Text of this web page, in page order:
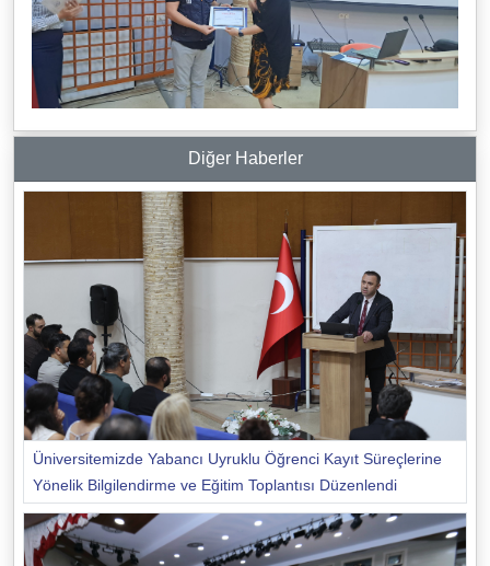
Diğer Haberler
Üniversitemizde Yabancı Uyruklu Öğrenci Kayıt Süreçlerine
Yönelik Bilgilendirme ve Eğitim Toplantısı Düzenlendi